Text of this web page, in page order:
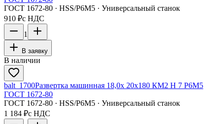
ГОСТ 1672-80 · HSS/Р6М5 · Универсальный станок
910 ₽с НДС
1
В заявку
В наличии
balt_1700Развертка машинная 18,0х 20х180 КМ2 H 7 Р6М5
ГОСТ 1672-80
ГОСТ 1672-80 · HSS/Р6М5 · Универсальный станок
1 184 ₽с НДС